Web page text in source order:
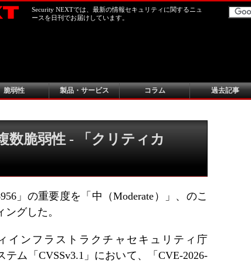
Security NEXTでは、最新の情報セキュリティに関するニュ
ースを日刊でお届けしています。
脆弱性 製品・サービス コラム 過去記事
数脆弱性 - 「クリティカ
」の重要度を「中（Moderate）」、のこ
グした。
インフラストラクチャセキュリティ庁
テム「CVSSv3.1」において、「CVE-2026-